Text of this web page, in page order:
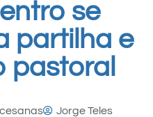
se
partilha e
pastoral
Jorge Teles